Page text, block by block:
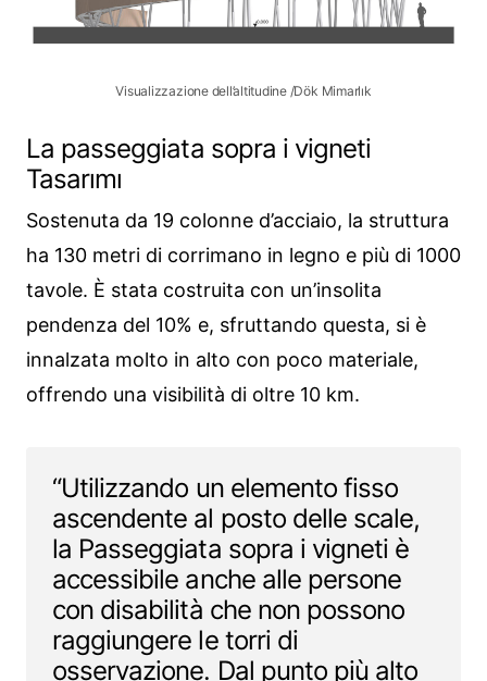
Visualizzazione dell’altitudine /Dök Mimarlık
La passeggiata sopra i vigneti
Tasarımı
Sostenuta da 19 colonne d’acciaio, la struttura
ha 130 metri di corrimano in legno e più di 1000
tavole. È stata costruita con un’insolita
pendenza del 10% e, sfruttando questa, si è
innalzata molto in alto con poco materiale,
offrendo una visibilità di oltre 10 km.
“Utilizzando un elemento fisso
ascendente al posto delle scale,
la Passeggiata sopra i vigneti è
accessibile anche alle persone
con disabilità che non possono
raggiungere le torri di
osservazione. Dal punto più alto